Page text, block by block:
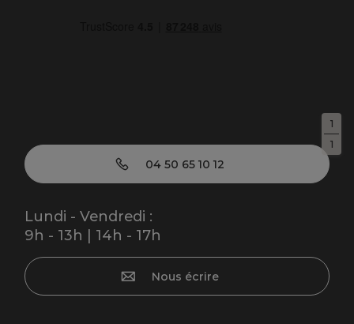
1
1
04 50 65 10 12
Lundi - Vendredi :
9h - 13h | 14h - 17h
Nous écrire